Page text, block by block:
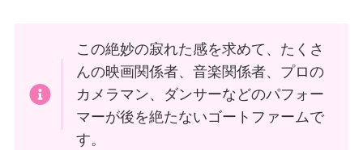
この絶妙の寂れた感を求めて、たくさ
んの映画関係者、音楽関係者、プロの
カメラマン、ダンサーなどのパフォー
マーが後を絶たないゴートファームで
す。